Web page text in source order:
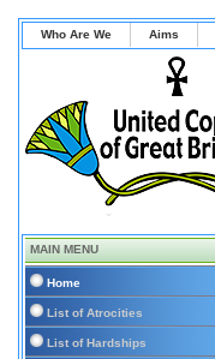
Who Are We Aims
MAIN MENU
Home
List of Atrocities
List of Hardships